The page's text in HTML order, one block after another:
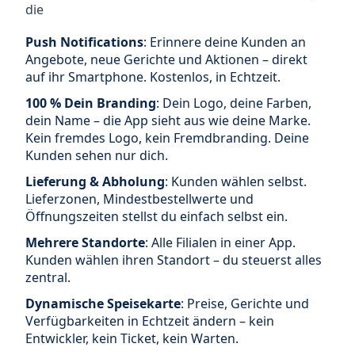
die
Push Notifications: Erinnere deine Kunden an
Angebote, neue Gerichte und Aktionen – direkt
auf ihr Smartphone. Kostenlos, in Echtzeit.
100 % Dein Branding: Dein Logo, deine Farben,
dein Name – die App sieht aus wie deine Marke.
Kein fremdes Logo, kein Fremdbranding. Deine
Kunden sehen nur dich.
Lieferung & Abholung: Kunden wählen selbst.
Lieferzonen, Mindestbestellwerte und
Öffnungszeiten stellst du einfach selbst ein.
Mehrere Standorte: Alle Filialen in einer App.
Kunden wählen ihren Standort – du steuerst alles
zentral.
Dynamische Speisekarte: Preise, Gerichte und
Verfügbarkeiten in Echtzeit ändern – kein
Entwickler, kein Ticket, kein Warten.